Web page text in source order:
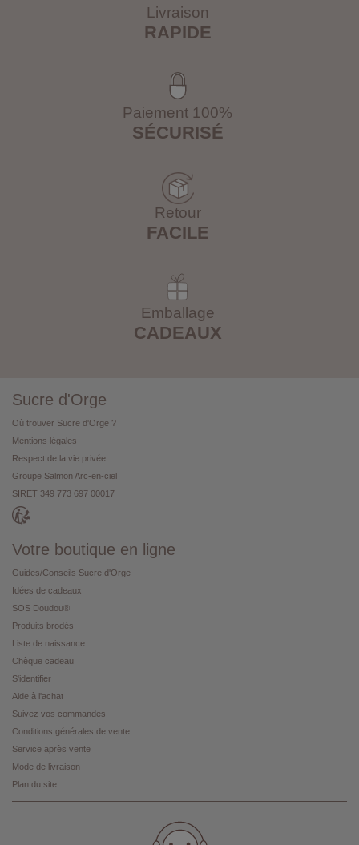
Livraison
RAPIDE
Paiement 100%
SÉCURISÉ
Retour
FACILE
Emballage
CADEAUX
Sucre d'Orge
Où trouver Sucre d'Orge ?
Mentions légales
Respect de la vie privée
Groupe Salmon Arc-en-ciel
SIRET 349 773 697 00017
Votre boutique en ligne
Guides/Conseils Sucre d'Orge
Idées de cadeaux
SOS Doudou®
Produits brodés
Liste de naissance
Chèque cadeau
S'identifier
Aide à l'achat
Suivez vos commandes
Conditions générales de vente
Service après vente
Mode de livraison
Plan du site